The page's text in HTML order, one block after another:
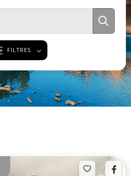
FILTRES